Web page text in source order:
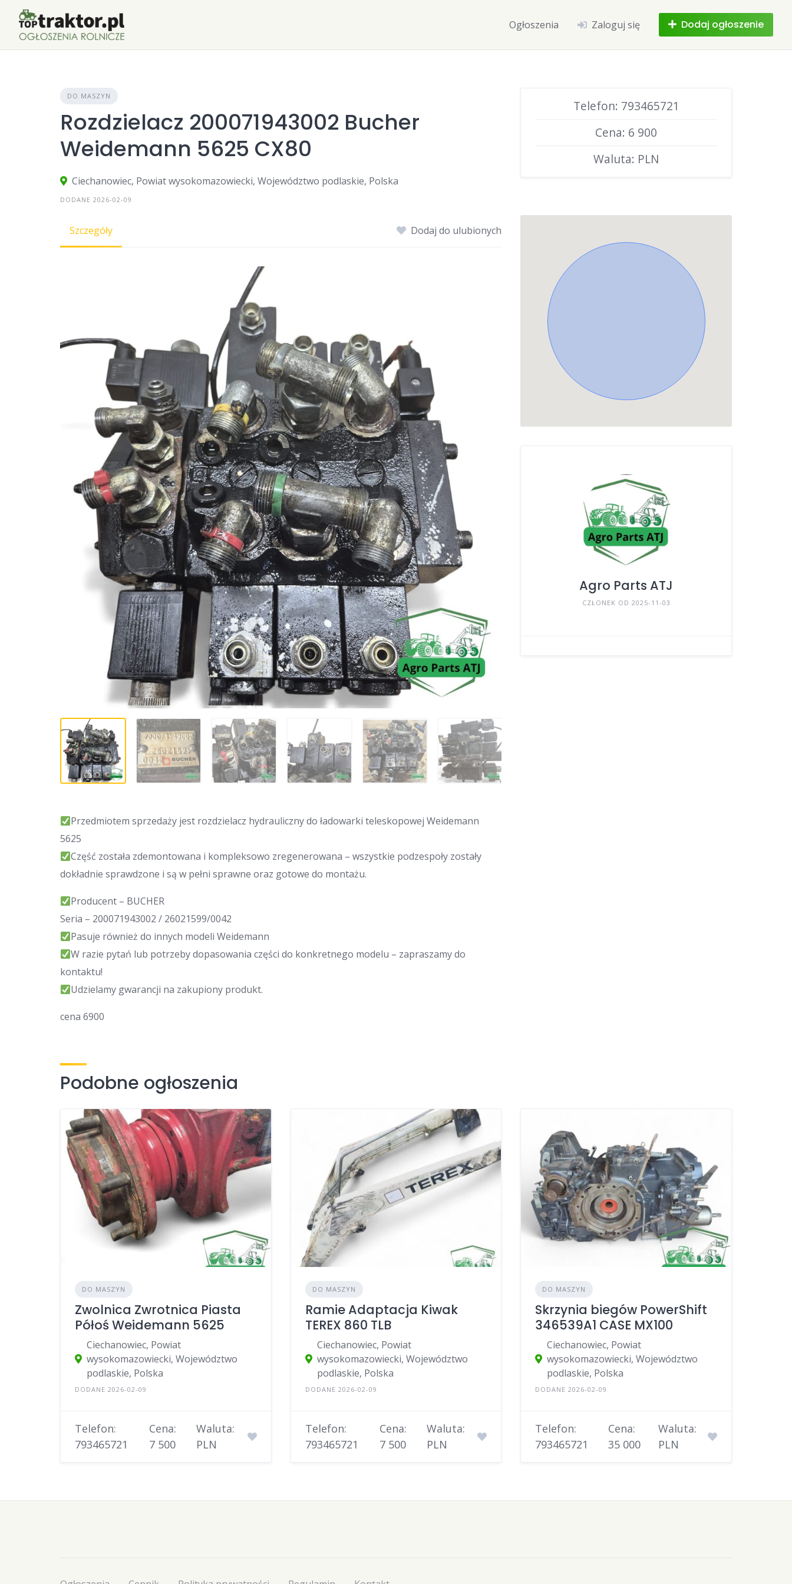
content
Ogłoszenia Zaloguj się Dodaj ogłoszenie
DO MASZYN
Rozdzielacz 200071943002 Bucher
Weidemann 5625 CX80
Ciechanowiec, Powiat wysokomazowiecki, Województwo podlaskie, Polska
DODANE 2026-02-09
Szczegóły Dodaj do ulubionych
Przedmiotem sprzedaży jest rozdzielacz hydrauliczny do ładowarki teleskopowej Weidemann
5625
Część została zdemontowana i kompleksowo zregenerowana – wszystkie podzespoły zostały
dokładnie sprawdzone i są w pełni sprawne oraz gotowe do montażu.
Producent – BUCHER
Seria – 200071943002 / 26021599/0042
Pasuje również do innych modeli Weidemann
W razie pytań lub potrzeby dopasowania części do konkretnego modelu – zapraszamy do
kontaktu!
Udzielamy gwarancji na zakupiony produkt.
cena 6900
Telefon: 793465721
Cena: 6 900
Waluta: PLN
Agro Parts ATJ
CZŁONEK OD 2025-11-03
Podobne ogłoszenia
DO MASZYN
Zwolnica Zwrotnica Piasta
Półoś Weidemann 5625
Ciechanowiec, Powiat
wysokomazowiecki, Województwo
podlaskie, Polska
DODANE 2026-02-09
Telefon:
793465721
Cena:
7 500
Waluta:
PLN
DO MASZYN
Ramie Adaptacja Kiwak
TEREX 860 TLB
Ciechanowiec, Powiat
wysokomazowiecki, Województwo
podlaskie, Polska
DODANE 2026-02-09
Telefon:
793465721
Cena:
7 500
Waluta:
PLN
DO MASZYN
Skrzynia biegów PowerShift
346539A1 CASE MX100
Ciechanowiec, Powiat
wysokomazowiecki, Województwo
podlaskie, Polska
DODANE 2026-02-09
Telefon:
793465721
Cena:
35 000
Waluta:
PLN